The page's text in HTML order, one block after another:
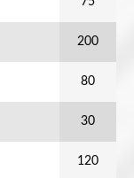
200
80
30
120